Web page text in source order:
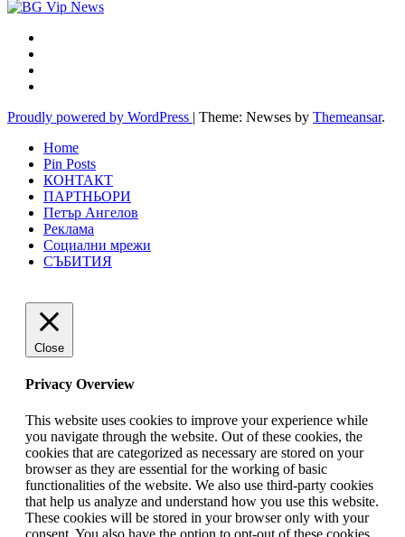
Proudly powered by WordPress | Theme: Newses by Themeansar.
Home
Pin Posts
КОНТАКТ
ПАРТНЬОРИ
Петър Ангелов
Реклама
Социални мрежи
СЪБИТИЯ
Close
Privacy Overview
This website uses cookies to improve your experience while
you navigate through the website. Out of these cookies, the
cookies that are categorized as necessary are stored on your
browser as they are essential for the working of basic
functionalities of the website. We also use third-party cookies
that help us analyze and understand how you use this website.
These cookies will be stored in your browser only with your
consent. You also have the option to opt-out of these cookies.